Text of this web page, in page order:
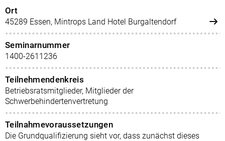
Ort
45289 Essen, Mintrops Land Hotel Burgaltendorf
Seminarnummer
1400-2611236
Teilnehmendenkreis
Betriebsratsmitglieder, Mitglieder der
Schwerbehindertenvertretung
Teilnahmevoraussetzungen
Die Grundqualifizierung sieht vor, dass zunächst dieses